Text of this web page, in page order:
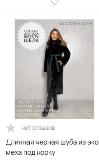
нет отзывов
Длинная черная шуба из эко
меха под норку